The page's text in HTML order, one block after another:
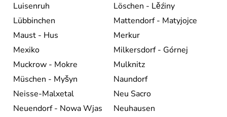
Luisenruh
Löschen - Lěźiny
Lübbinchen
Mattendorf - Matyjojce
Maust - Hus
Merkur
Mexiko
Milkersdorf - Górnej
Muckrow - Mokre
Mulknitz
Müschen - Myšyn
Naundorf
Neisse-Malxetal
Neu Sacro
Neuendorf - Nowa Wjas
Neuhausen